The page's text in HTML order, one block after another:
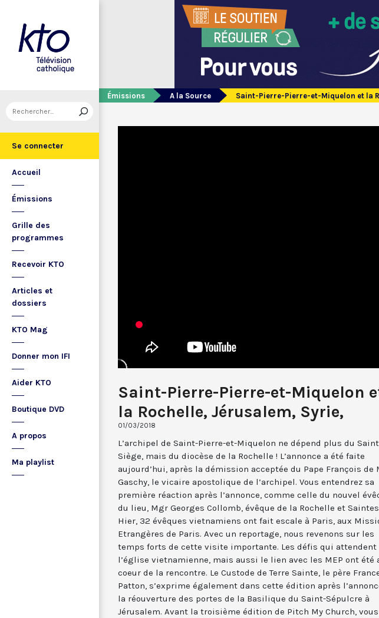
Se connecter
Accueil
Émissions
Grille des
programmes
Recevoir KTO
Articles et
dossiers
KTO Mag
Donner mon IFI
Aider KTO
Boutique DVD
A propos
Ma playlist
Émissions A la Source Saint-Pierre-Pierre-et-Miquelon et la
Saint-Pierre-Pierre-et-Miquelon
la Rochelle, Jérusalem, Syrie,
01/03/2018
L’archipel de Saint-Pierre-et-Miquelon ne dépend plus du Saint
Siège, mais du diocèse de la Rochelle ! L’annonce a été faite
aujourd’hui, après la démission acceptée du Pape François de
Gaschy, le vicaire apostolique de l’archipel. Vous entendrez sa
première réaction après l’annonce, comme celle du nouvel
du lieu, Mgr Georges Collomb, évêque de la Rochelle et
Hier, 32 évêques vietnamiens ont fait escale à Paris, aux
Etrangères de Paris. Avec un reportage, nous revenons sur les
temps forts de cette visite importante. Les défis qui attendent
l’église vietnamienne, mais aussi le lien avec les MEP ont été
coeur de la rencontre. Le Custode de Terre Sainte, le père
Patton, s’exprime également dans cette édition après
la réouverture des portes de la Basilique du Saint-Sépulcre à
Jérusalem. Avant la troisième édition de Pitch My Church, vous